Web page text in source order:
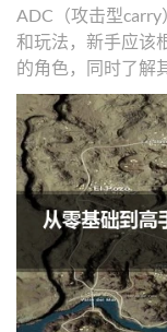
ADC（攻击型
和玩法，新手应该
的角色，同时了解